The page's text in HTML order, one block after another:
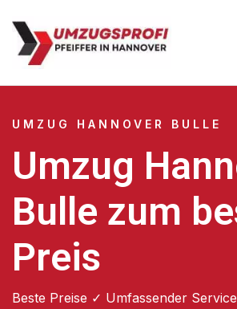
UMZUG HANNOVER BULLE
Umzug
Bulle zum
Preis
Beste Preise ✓ Umfassender